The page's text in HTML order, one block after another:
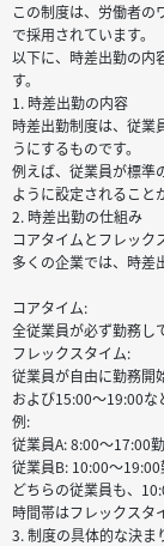
この制度は、労働者の
で採用されています。
以下に、時差出勤の内
す。
1. 時差出勤の内容
時差出勤制度は、従業
うにするものです。
例えば、従業員が標準
ように設定されること
2. 時差出勤の仕組み
コアタイムとフレック
多くの企業では、時差
コアタイム:
全従業員が必ず勤務し
フレックスタイム:
従業員が自由に勤務開
および15:00～19:00な
例:
従業員A: 8:00～17:00
従業員B: 10:00～19:00
どちらの従業員も、
時間帯はフレックスタ
3. 制度の具体的な決ま